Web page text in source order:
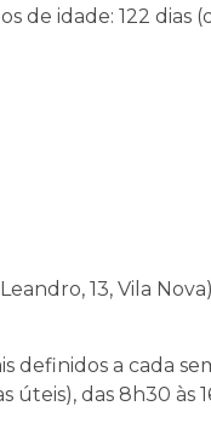
de idade: 122 dias
13, Vila
definidos a cada
úteis), das 8h30 às